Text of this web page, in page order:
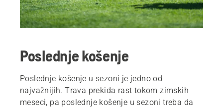
Poslednje košenje
Poslednje košenje u sezoni je jedno od
najvažnijih. Trava prekida rast tokom zimskih
meseci, pa poslednje košenje u sezoni treba da